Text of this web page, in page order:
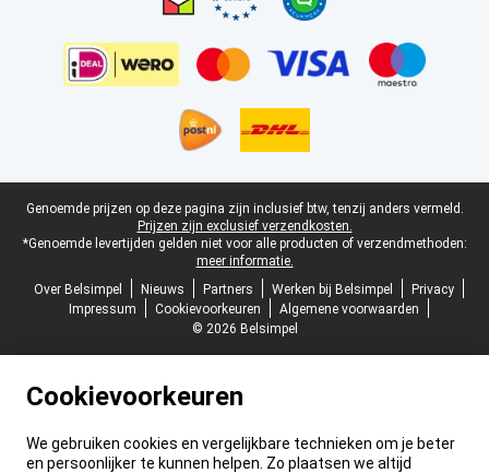
Juridische voettekst
Genoemde prijzen op deze pagina zijn inclusief btw, tenzij anders vermeld.
Prijzen zijn exclusief verzendkosten.
*Genoemde levertijden gelden niet voor alle producten of verzendmethoden:
meer informatie.
Over Belsimpel
Nieuws Partners Werken bij Belsimpel
Privacy
Impressum
Cookievoorkeuren
Algemene voorwaarden
© 2026 Belsimpel
Cookievoorkeuren
We gebruiken cookies en vergelijkbare technieken om je beter
en persoonlijker te kunnen helpen. Zo plaatsen we altijd